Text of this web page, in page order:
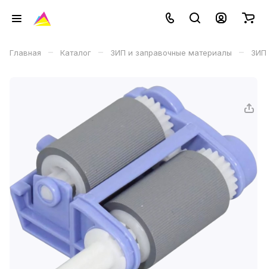
Главная – Каталог – ЗИП и заправочные материалы – ЗИП